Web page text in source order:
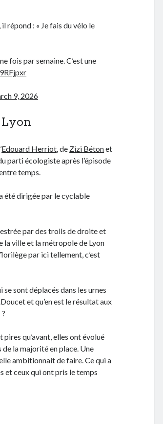
répond : « Je fais du vélo le
fois par semaine. C’est une
9, 2026
Edouard Herriot, de Zizi Bétonet
parti écologiste après l’épisode
temps.
été dirigée par le cyclable
par des trolls de droite et
la ville et la métropole de Lyon
par ici tellement, c’est
sont déplacés dans les urnes
et qu’en est le résultat aux
qu’avant, elles ont évolué
la majorité en place. Une
ambitionnait de faire. Ce qui a
et ceux qui ont pris le temps